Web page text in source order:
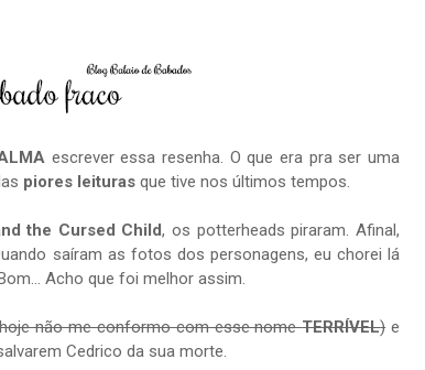
escrever essa resenha. O que era pra ser uma
piores leituras que tive nos últimos tempos.
the Cursed Child, os potterheads piraram. Afinal,
saíram as fotos dos personagens, eu chorei lá
Acho que foi melhor assim.
não me conformo com esse nomeTERRÍVEL)e
Cedrico da sua morte.